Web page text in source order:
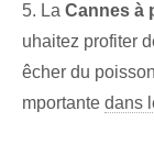
5. La Cannes à
uhaitez profiter
êcher du
mportante dans